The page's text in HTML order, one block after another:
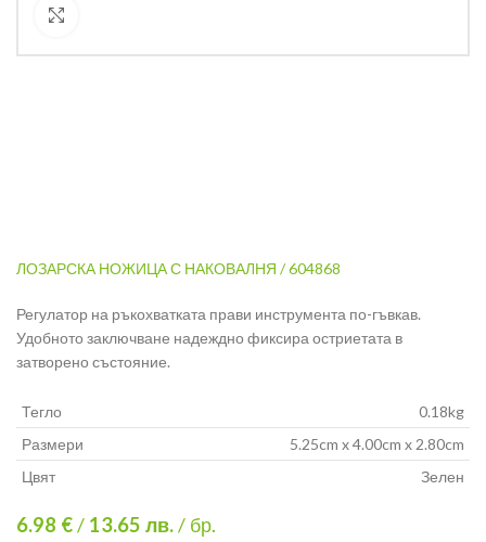
ЛОЗАРСКА НОЖИЦА С НАКОВАЛНЯ / 604868
Регулатор на ръкохватката прави инструмента по-гъвкав.
Удобното заключване надеждно фиксира остриетата в
затворено състояние.
Тегло
0.18kg
Размери
5.25cm x 4.00cm x 2.80cm
Цвят
Зелен
6.98 €/ 13.65 лв./ бр.